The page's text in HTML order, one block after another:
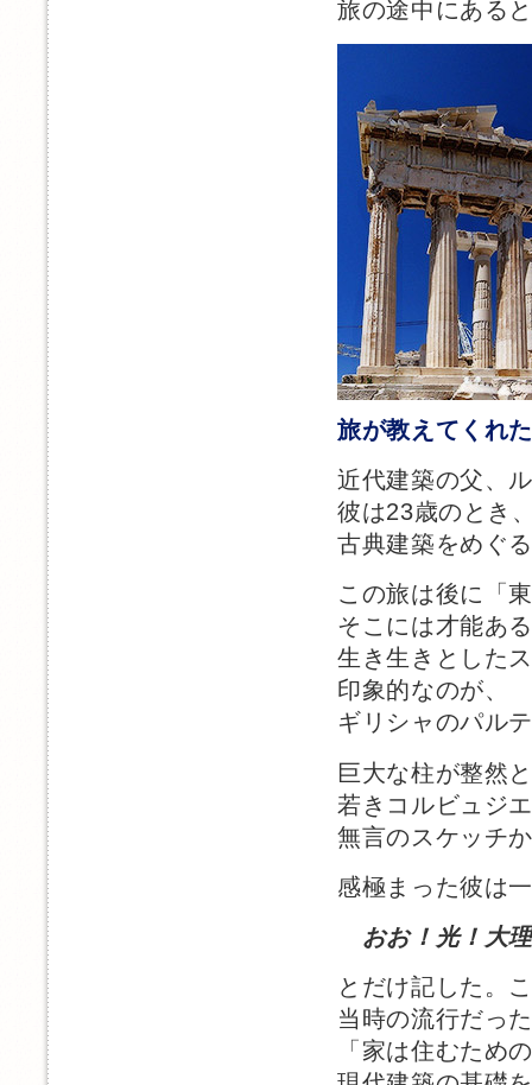
旅の途中にある
旅が教えてくれ
近代建築の父、
彼は23歳のとき
古典建築をめぐ
この旅は後に「
そこには才能あ
生き生きとした
印象的なのが、
ギリシャのパル
巨大な柱が整然
若きコルビュジ
無言のスケッチ
感極まった彼は
おお！光！大
とだけ記した。
当時の流行だっ
「家は住むため